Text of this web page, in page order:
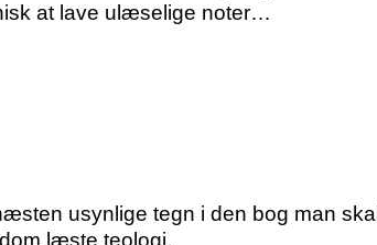
at lave ulæselige noter…
usynlige tegn i den bog man skal